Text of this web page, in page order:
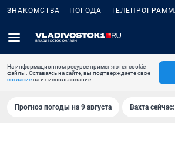
ЗНАКОМСТВА ПОГОДА
На информационном ресурсе применяются cookie-
файлы. Оставаясь на сайте, вы подтверждаете свое
согласиена их использование.
Прогноз погоды на 9 августа Вахта